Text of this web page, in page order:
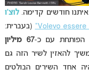
חודשים קדימה.לוצ’ו
(בעברית:
הפותחת עם כ-
67 מיליון
להאזין לשיר הזה גם
אחד השירים הבולטים